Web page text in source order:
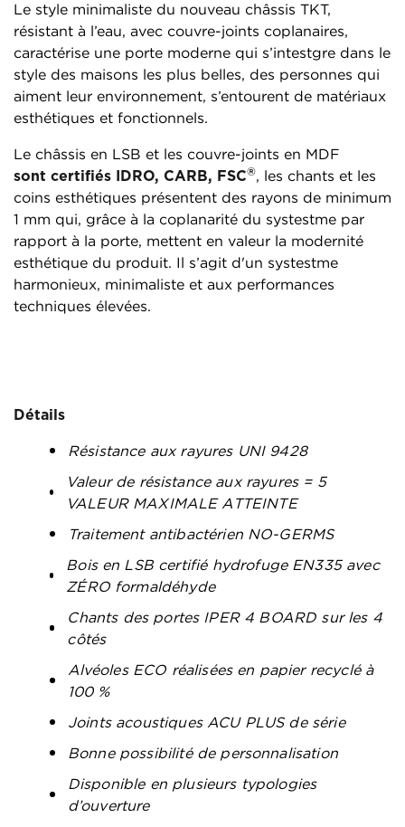
Le style minimaliste du nouveau châssis TKT,
résistant à l’eau, avec couvre-joints coplanaires,
caractérise une porte moderne qui s’intestgre dans le
style des maisons les plus belles, des personnes qui
aiment leur environnement, s’entourent de matériaux
esthétiques et fonctionnels.
Le châssis en LSB et les couvre-joints en MDF
sont certifiés IDRO, CARB, FSC®, les chants et les
coins esthétiques présentent des rayons de minimum
1 mm qui, grâce à la coplanarité du systestme par
rapport à la porte, mettent en valeur la modernité
esthétique du produit. Il s’agit d'un systestme
harmonieux, minimaliste et aux performances
techniques élevées.
Détails
Résistance aux rayures UNI 9428
Valeur de résistance aux rayures = 5
VALEUR MAXIMALE ATTEINTE
Traitement antibactérien NO-GERMS
Bois en LSB certifié hydrofuge EN335 avec
ZÉRO formaldéhyde
Chants des portes IPER 4 BOARD sur les 4
côtés
Alvéoles ECO réalisées en papier recyclé à
100 %
Joints acoustiques ACU PLUS de série
Bonne possibilité de personnalisation
Disponible en plusieurs typologies
d’ouverture